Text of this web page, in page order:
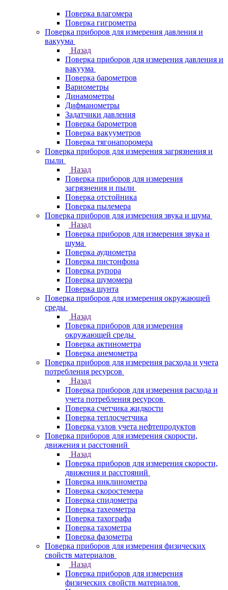
Поверка влагомера
Поверка гигрометра
Поверка приборов для измерения давления и
вакуума
Назад
Поверка приборов для измерения давления и
вакуума
Поверка барометров
Вариометры
Динамометры
Дифманометры
Задатчики давления
Поверка барометров
Поверка вакууметров
Поверка тягонапоромера
Поверка приборов для измерения загрязнения и
пыли
Назад
Поверка приборов для измерения
загрязнения и пыли
Поверка отстойника
Поверка пылемера
Поверка приборов для измерения звука и шума
Назад
Поверка приборов для измерения звука и
шума
Поверка аудиометра
Поверка пистонфона
Поверка рупора
Поверка шумомера
Поверка шунта
Поверка приборов для измерения окружающей
среды
Назад
Поверка приборов для измерения
окружающей среды
Поверка актинометра
Поверка анемометра
Поверка приборов для измерения расхода и учета
потребления ресурсов
Назад
Поверка приборов для измерения расхода и
учета потребления ресурсов
Поверка счетчика жидкости
Поверка теплосчетчика
Поверка узлов учета нефтепродуктов
Поверка приборов для измерения скорости,
движения и расстояний
Назад
Поверка приборов для измерения скорости,
движения и расстояний
Поверка инклинометра
Поверка скоростемера
Поверка спидометра
Поверка тахеометра
Поверка тахографа
Поверка тахометра
Поверка фазометра
Поверка приборов для измерения физических
свойств материалов
Назад
Поверка приборов для измерения
физических свойств материалов